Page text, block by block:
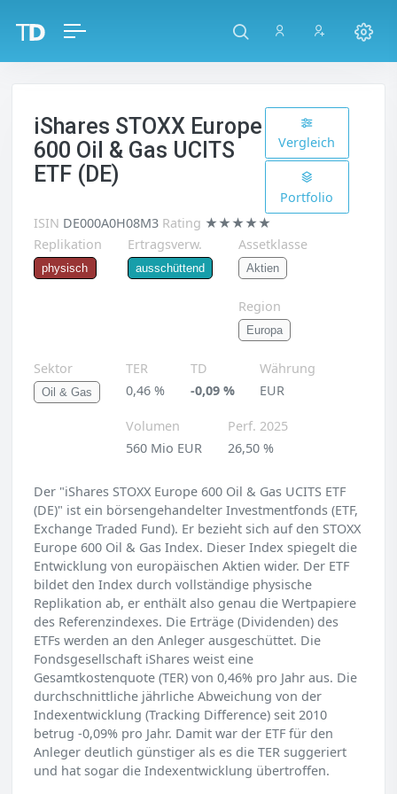
iShares STOXX Europe
600 Oil & Gas UCITS
ETF (DE)
Vergleich
Portfolio
ISIN DE000A0H08M3 Rating ★★★★★
Replikation
physisch
Ertragsverw.
ausschüttend
Assetklasse
Aktien
Region
Europa
Sektor
Oil & Gas
TER
0,46 %
TD
-0,09 %
Währung
EUR
Volumen
560 Mio EUR
Perf. 2025
26,50 %
Der "iShares STOXX Europe 600 Oil & Gas UCITS ETF
(DE)" ist ein börsengehandelter Investmentfonds (ETF,
Exchange Traded Fund). Er bezieht sich auf den STOXX
Europe 600 Oil & Gas Index. Dieser Index spiegelt die
Entwicklung von europäischen Aktien wider. Der ETF
bildet den Index durch vollständige physische
Replikation ab, er enthält also genau die Wertpapiere
des Referenzindexes. Die Erträge (Dividenden) des
ETFs werden an den Anleger ausgeschüttet. Die
Fondsgesellschaft iShares weist eine
Gesamtkostenquote (TER) von 0,46% pro Jahr aus. Die
durchschnittliche jährliche Abweichung von der
Indexentwicklung (Tracking Difference) seit 2010
betrug -0,09% pro Jahr. Damit war der ETF für den
Anleger deutlich günstiger als es die TER suggeriert
und hat sogar die Indexentwicklung übertroffen.